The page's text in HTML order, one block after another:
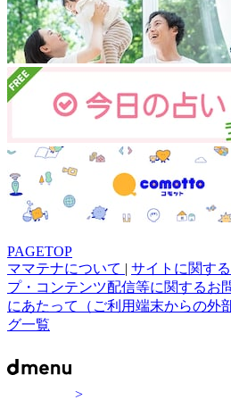
PAGETOP
ママテナについて | サイトに関す
プ・コンテンツ配信等に関するお
にあたって（ご利用端末からの外
グ一覧
>